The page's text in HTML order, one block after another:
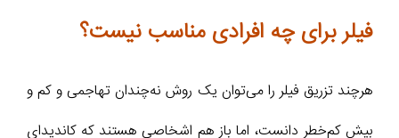
فیلر برای چه افرادی مناسب نیست؟
هرچند تزریق فیلر را می‌توان یک روش نه‌چندان تهاجمی و کم و
بیش کم‌خطر دانست، اما باز هم اشخاصی هستند که کاندیدای